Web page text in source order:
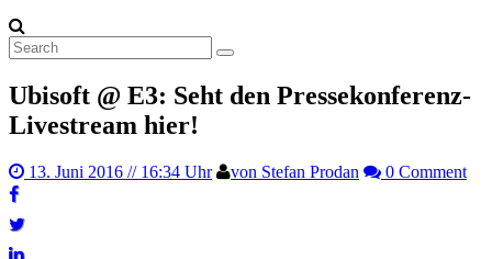
Ubisoft @ E3: Seht den Pressekonferenz-
Livestream hier!
13. Juni 2016 // 16:34 Uhr von Stefan Prodan 0 Comment